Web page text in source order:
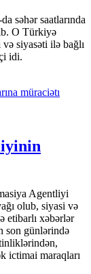
səhər saatlarında
O Türkiyə
siyasəti ilə bağlı
idi.
Agentliyi
olub, siyasi və
etibarlı xəbərlər
son günlərində
ictimai maraqları